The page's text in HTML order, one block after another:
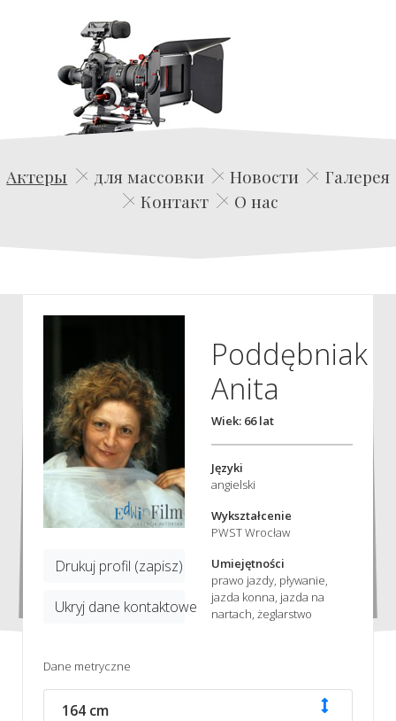
Edwin Film Agencja Aktorska
Актеры для массовки Новости
Галерея
Контакт
О нас
Drukuj profil (zapisz)
Ukryj dane kontaktowe
Poddębniak
Anita
Wiek: 66 lat
Języki
angielski
Wykształcenie
PWST Wrocław
Umiejętności
prawo jazdy, pływanie,
jazda konna, jazda na
nartach, żeglarstwo
Dane metryczne
164 cm